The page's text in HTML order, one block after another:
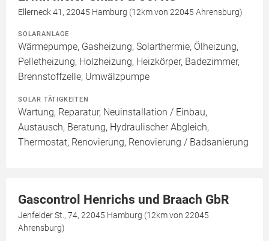
Ellerneck 41, 22045 Hamburg (12km von 22045 Ahrensburg)
SOLARANLAGE
Wärmepumpe, Gasheizung, Solarthermie, Ölheizung,
Pelletheizung, Holzheizung, Heizkörper, Badezimmer,
Brennstoffzelle, Umwälzpumpe
SOLAR TÄTIGKEITEN
Wartung, Reparatur, Neuinstallation / Einbau,
Austausch, Beratung, Hydraulischer Abgleich,
Thermostat, Renovierung, Renovierung / Badsanierung
Gascontrol Henrichs und Braach GbR
Jenfelder St., 74, 22045 Hamburg (12km von 22045
Ahrensburg)